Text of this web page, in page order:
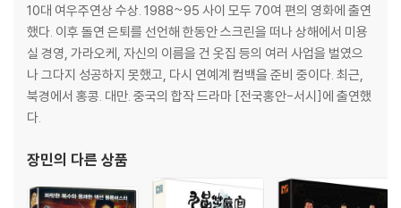
10대 여우주연상 수상. 1988~95 사이 모두 70여 편의 영화에 출연
했다. 이후 돌연 은퇴를 선언해 한동안 스크린을 떠나 상해에서 미용
실 경영, 가라오케, 자신의 이름을 건 옷집 등의 여러 사업을 벌였으
나 그다지 성공하지 못했고, 다시 연예계 컴백을 준비 중이다. 최근,
북경에서 홍콩. 대만. 중국의 합작 드라마 [전국홍안-서시]에 출연했
다.
장민의 다른 상품